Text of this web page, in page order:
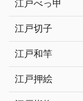
江戸べっ甲
江戸切子
江戸和竿
江戸押絵